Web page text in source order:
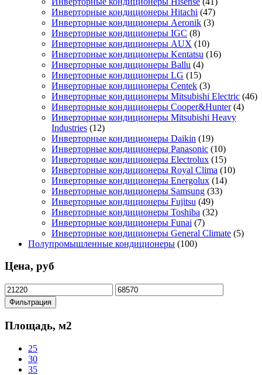
Инверторные кондиционеры Hitachi (47)
Инверторные кондиционеры Aeronik (3)
Инверторные кондиционеры IGC (8)
Инверторные кондиционеры AUX (10)
Инверторные кондиционеры Kentatsu (16)
Инверторные кондиционеры Ballu (4)
Инверторные кондиционеры LG (15)
Инверторные кондиционеры Centek (3)
Инверторные кондиционеры Mitsubishi Electric (46)
Инверторные кондиционеры Cooper&Hunter (4)
Инверторные кондиционеры Mitsubishi Heavy
Industries (12)
Инверторные кондиционеры Daikin (19)
Инверторные кондиционеры Panasonic (10)
Инверторные кондиционеры Electrolux (15)
Инверторные кондиционеры Royal Clima (10)
Инверторные кондиционеры Energolux (14)
Инверторные кондиционеры Samsung (33)
Инверторные кондиционеры Fujitsu (49)
Инверторные кондиционеры Toshiba (32)
Инверторные кондиционеры Funai (7)
Инверторные кондиционеры General Climate (5)
Полупромышленные кондиционеры (100)
Цена, руб
Минимальная
цена
Максимальная
цена
Фильтрация
Площадь, м2
25
30
35